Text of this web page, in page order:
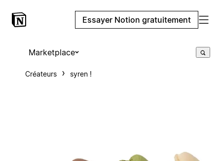
Essayer Notion gratuitement
Marketplace
Créateurs syren !